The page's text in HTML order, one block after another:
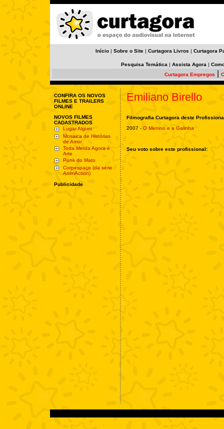
Início | Sobre o Site | Curtagora Livros | Curtagora
Pesquisa Temática | Assista Agora |
Curtagora Empregos
CONFIRA OS NOVOS
FILMES E TRAILERS
ONLINE
NOVOS FILMES
CADASTRADOS
Lugar Algum
Mosaica de Histórias
de Amor
Toda Merda Agora é
Arte
Punk do Mato
Corpespaço (da série
AnimAction)
Publicidade
Emiliano Birello
Filmografia Curtagora deste
2007 - O Menino e a Galinha
Seu voto sobre este profissional: